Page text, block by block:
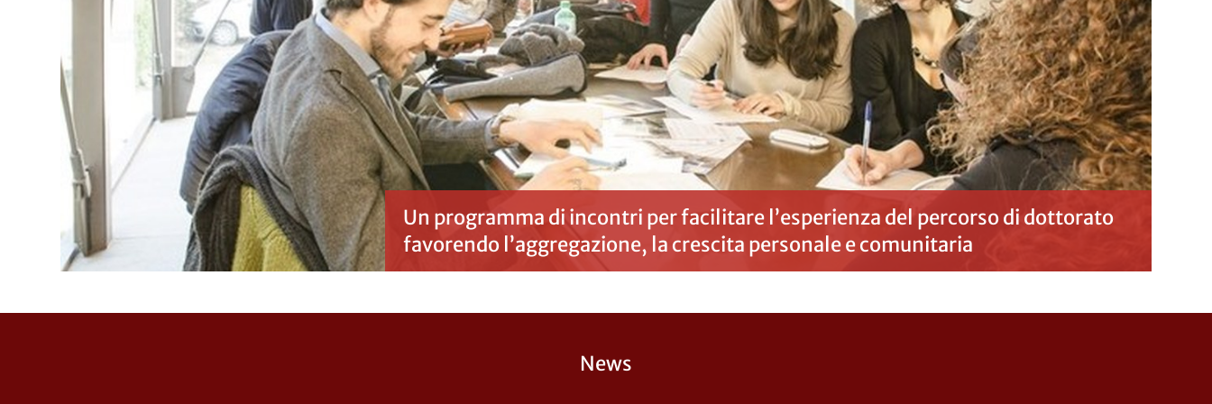
Un programma di incontri per facilitare l’esperienza del percorso di dottorato
favorendo l’aggregazione, la crescita personale e comunitaria
News